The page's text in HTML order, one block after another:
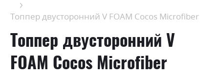
Топпер двусторонний V FOAM Cocos Microfiber
Топпер двусторонний V
FOAM Cocos Microfiber